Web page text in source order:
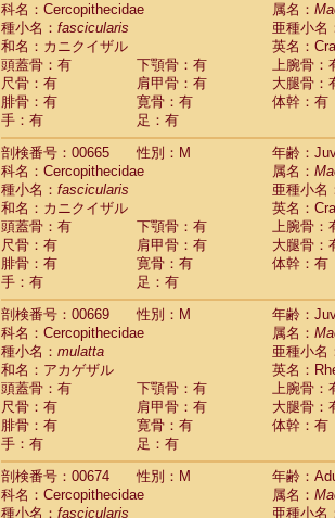
科名：Cercopithecidae
属名：
種小名： fascicularis
亜種小名
和名：カニクイザル
英名：
頭蓋骨：有
下顎骨：有
上腕骨：
尺骨：有
肩甲骨：有
大腿骨：
腓骨：有
寛骨：有
体幹：有
手：有
足：有
剖検番号：00665
性別：M
年齢：
科名：Cercopithecidae
属名：
種小名： fascicularis
亜種小名
和名：カニクイザル
英名：
頭蓋骨：有
下顎骨：有
上腕骨：
尺骨：有
肩甲骨：有
大腿骨：
腓骨：有
寛骨：有
体幹：有
手：有
足：有
剖検番号：00669
性別：M
年齢：
科名：Cercopithecidae
属名：
種小名： mulatta
亜種小名
和名：アカゲザル
英名：
頭蓋骨：有
下顎骨：有
上腕骨：
尺骨：有
肩甲骨：有
大腿骨：
腓骨：有
寛骨：有
体幹：有
手：有
足：有
剖検番号：00674
性別：M
年齢：
科名：Cercopithecidae
属名：
種小名： fascicularis 亜種小名